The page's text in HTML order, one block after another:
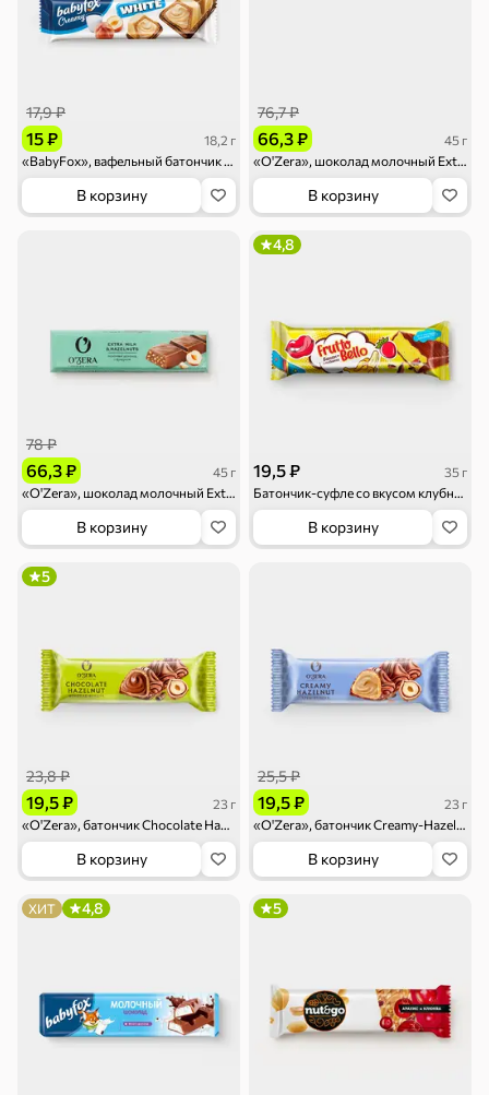
17,9 ₽
15 ₽
18,2 г
«BabyFox», вафельный батончик Creamy White, 18,2 г
В корзину
76,7 ₽
66,3 ₽
45 г
«O'Zera», шоколад молочный Extra milk, 45 г
В корзину
78 ₽
66,3 ₽
45 г
«O'Zera», шоколад молочный Extra milk & Hazelnut, 45 г
В корзину
19,5 ₽
35 г
Батончик-суфле со вкусом клубника-банан Frutto Bello, 35 г
4,8
В корзину
23,8 ₽
19,5 ₽
23 г
«O'Zera», батончик Chocolate Hazelnut, 23 г
5
В корзину
25,5 ₽
19,5 ₽
23 г
«O'Zera», батончик Creamy-Hazelnut, 23 г
В корзину
ХИТ 4,8 5